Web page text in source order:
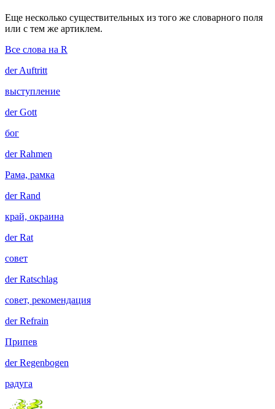
Еще несколько существительных из того же словарного поля
или с тем же артиклем.
Все слова на R
derAuftritt
выступление
derGott
бог
derRahmen
Рама, рамка
derRand
край, окраина
derRat
совет
derRatschlag
совет, рекомендация
derRefrain
Припев
derRegenbogen
радуга